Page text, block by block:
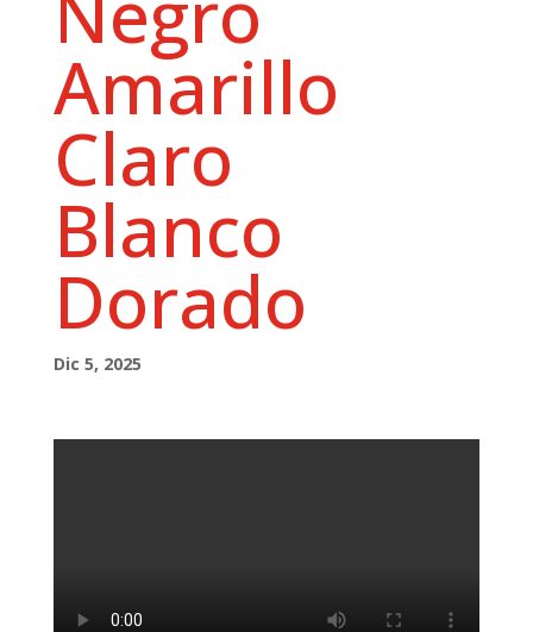
Amarillo
Claro
Blanco
Dorado
Dic 5, 2025